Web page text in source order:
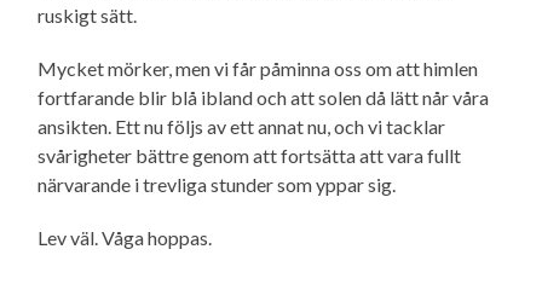
ruskigt sätt.
Mycket mörker, men vi får påminna oss om att himlen
fortfarande blir blå ibland och att solen då lätt når våra
ansikten. Ett nu följs av ett annat nu, och vi tacklar
svårigheter bättre genom att fortsätta att vara fullt
närvarande i trevliga stunder som yppar sig.
Lev väl. Våga hoppas.